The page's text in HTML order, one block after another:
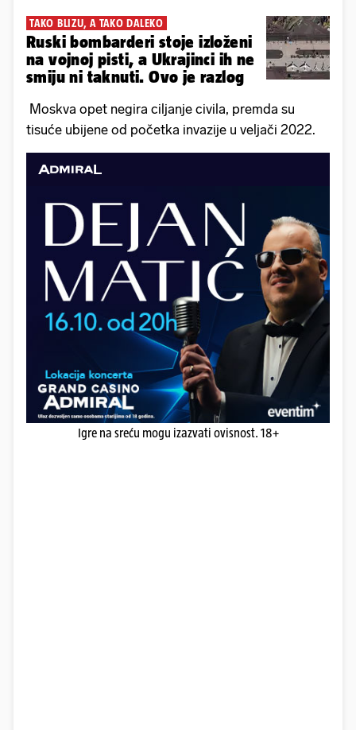
TAKO BLIZU, A TAKO DALEKO
Ruski bombarderi stoje izloženi
na vojnoj pisti, a Ukrajinci ih ne
smiju ni taknuti. Ovo je razlog
Moskva opet negira ciljanje civila, premda su
tisuće ubijene od početka invazije u veljači 2022.
Igre na sreću mogu izazvati ovisnost. 18+